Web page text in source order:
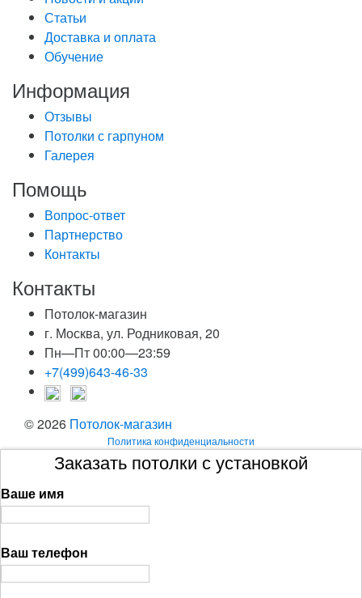
Статьи
Доставка и оплата
Обучение
Информация
Отзывы
Потолки с гарпуном
Галерея
Помощь
Вопрос-ответ
Партнерство
Контакты
Контакты
Потолок-магазин
г. Москва, ул. Родниковая, 20
Пн—Пт 00:00—23:59
+7(499)643-46-33
© 2026 Потолок-магазин
Политика конфиденциальности
Заказать потолки с установкой
Ваше имя
Ваш телефон